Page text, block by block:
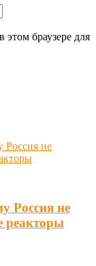
этом браузере для
Россия не
реакторы